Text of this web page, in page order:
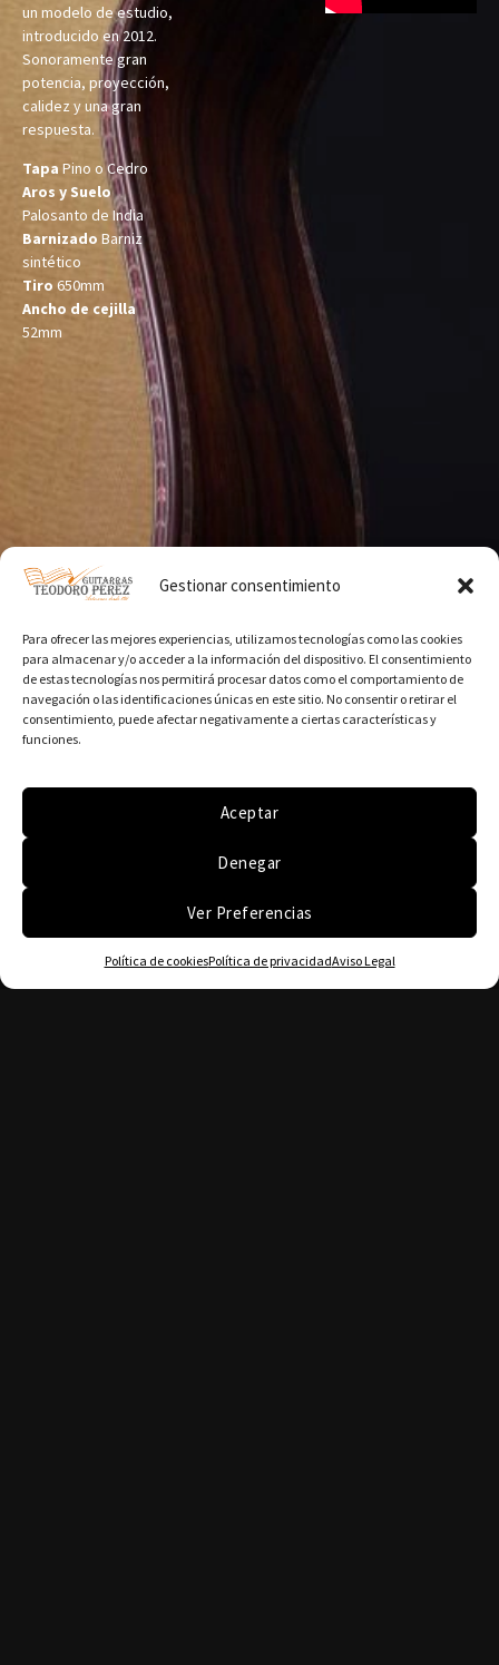
Gestionar consentimiento
Para ofrecer las mejores experiencias, utilizamos tecnologías como las cookies
para almacenar y/o acceder a la información del dispositivo. El consentimiento
de estas tecnologías nos permitirá procesar datos como el comportamiento de
navegación o las identificaciones únicas en este sitio. No consentir o retirar el
consentimiento, puede afectar negativamente a ciertas características y
funciones.
Aceptar
Denegar
Ver Preferencias
Política de cookiesPolítica de privacidadAviso Legal
un modelo de estudio,
introducido en 2012.
Sonoramente gran
potencia, proyección,
calidez y una gran
respuesta.
Tapa Pino o Cedro
Aros y Suelo
Palosanto de India
Barnizado Barniz
sintético
Tiro 650mm
Ancho de cejilla
52mm